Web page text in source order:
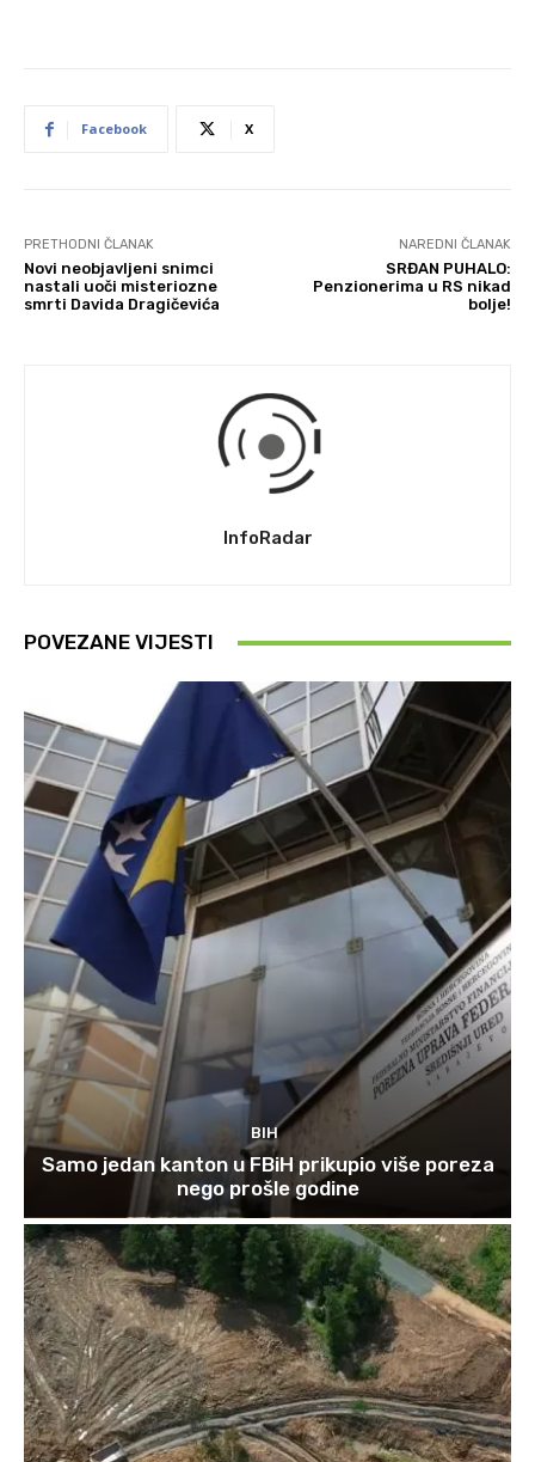
Facebook X
PRETHODNI ČLANAK
Novi neobjavljeni snimci
nastali uoči misteriozne
smrti Davida Dragičevića
NAREDNI ČLANAK
SRĐAN PUHALO:
Penzionerima u RS nikad
bolje!
InfoRadar
POVEZANE VIJESTI
BIH
Samo jedan kanton u FBiH prikupio više poreza
nego prošle godine